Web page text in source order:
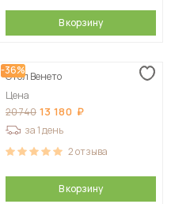
В корзину
-36%
Стол Венето
Цена
20 740 13 180
за 1 день
2отзыва
В корзину